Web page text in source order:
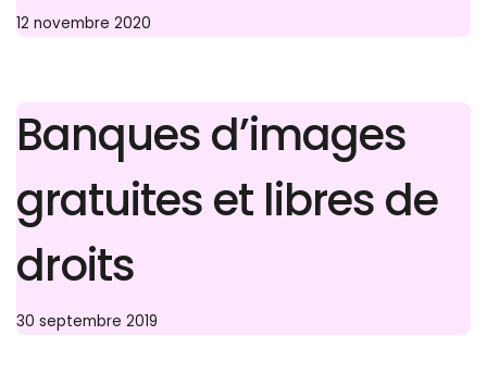
12 novembre 2020
Banques d’images
gratuites et libres de
droits
30 septembre 2019